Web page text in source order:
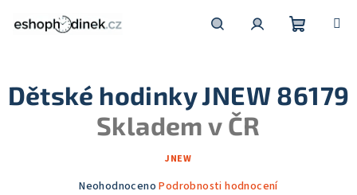
košík
Dětské hodinky JNEW 86179
Skladem v ČR
JNEW
Průměrné
Neohodnoceno Podrobnosti hodnocení